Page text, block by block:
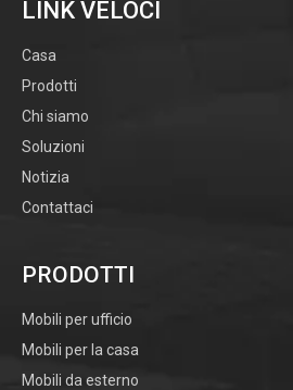
LINK VELOCI
Casa
Prodotti
Chi siamo
Soluzioni
Notizia
Contattaci
PRODOTTI
Mobili per ufficio
Mobili per la casa
Mobili da esterno